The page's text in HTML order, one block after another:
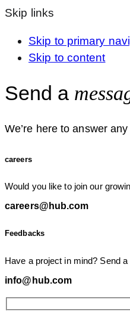
Skip links
Skip to primary
Skip to content
Send a
We’re here to answer
careers
Would you like to join our
careers@hub.com
Feedbacks
Have a project in mind? Send
info@hub.com